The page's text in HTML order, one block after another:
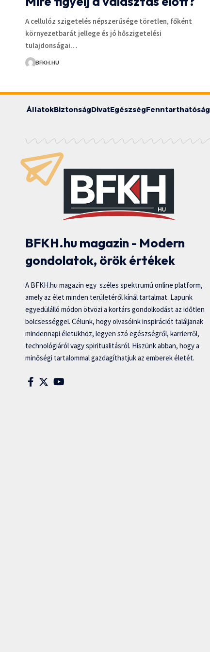
A cellulóz szigetelés népszerűsége töretlen, főként
környezetbarát jellege és jó hőszigetelési
tulajdonságai…
BFKH.HU
ÁllatokBiztonságDivatEgészségFenntarthatóság
BFKH.hu magazin - Modern
gondolatok, örök értékek
A BFKH.hu magazin egy széles spektrumú online platform,
amely az élet minden területéről kínál tartalmat. Lapunk
egyedülálló módon ötvözi a kortárs gondolkodást az időtlen
bölcsességgel. Célunk, hogy olvasóink inspirációt találjanak
mindennapi életükhöz, legyen szó egészségről, karrierről,
technológiáról vagy spiritualitásról. Hiszünk abban, hogy a
minőségi tartalommal gazdagíthatjuk az emberek életét.